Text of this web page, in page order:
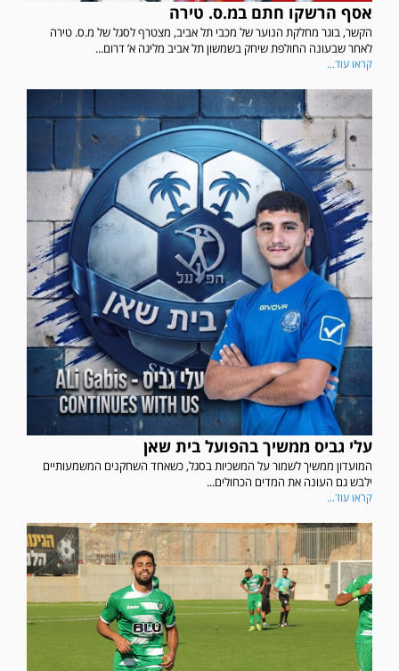
אסף הרשקו חתם במ.ס. טירה
הקשר, בוגר מחלקת הנוער של מכבי תל אביב, מצטרף לסגל של מ.ס. טירה
לאחר שבעונה החולפת שיחק בשמשון תל אביב מליגה א’ דרום...
קראו עוד...
עלי גביס ממשיך בהפועל בית שאן
המועדון ממשיך לשמור על המשכיות בסגל, כשאחד השחקנים המשמעותיים
ילבש גם העונה את המדים הכחולים...
קראו עוד...